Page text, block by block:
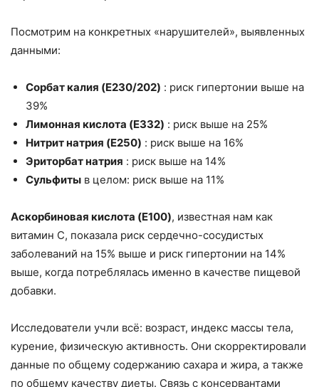
Посмотрим на конкретных «нарушителей», выявленных
данными:
Сорбат калия (E230/202) : риск гипертонии выше на
39%
Лимонная кислота (E332) : риск выше на 25%
Нитрит натрия (E250) : риск выше на 16%
Эриторбат натрия : риск выше на 14%
Сульфиты в целом: риск выше на 11%
Аскорбиновая кислота (E100), известная нам как
витамин С, показала риск сердечно-сосудистых
заболеваний на 15% выше и риск гипертонии на 14%
выше, когда потреблялась именно в качестве пищевой
добавки.
Исследователи учли всё: возраст, индекс массы тела,
курение, физическую активность. Они скорректировали
данные по общему содержанию сахара и жира, а также
по общему качеству диеты. Связь с консервантами